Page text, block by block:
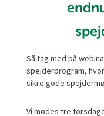
Så tag med på
spejderprogram,
sikre gode
Vi mødes tre